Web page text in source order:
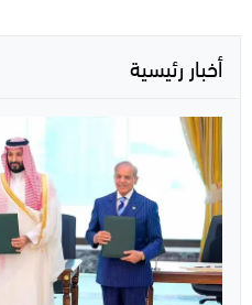
أخبار رئيسية